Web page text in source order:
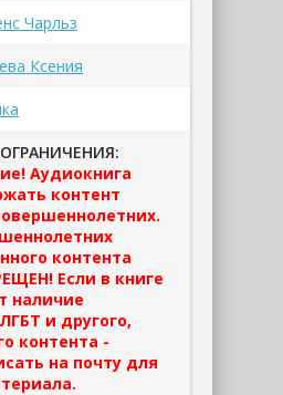
Чарльз
Ксения
Аудиокнига
контент
контента
Если в книге
наличие
и другого,
контента -
на почту для